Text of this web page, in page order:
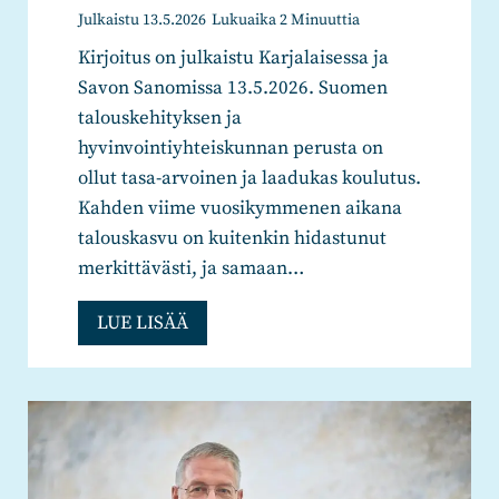
o
u
e
”
a
l
u
e
v
a
l
t
u
u
s
t
r
y
o
m
u
s
n
i
m
e
s
i
k
t
k
Julkaistu 13.5.2026 Lukuaika2Minuuttia
Kirjoitus on julkaistu Karjalaisessa ja
Savon Sanomissa 13.5.2026. Suomen
talouskehityksen ja
hyvinvointiyhteiskunnan perusta on
ollut tasa-arvoinen ja laadukas koulutus.
Kahden viime vuosikymmenen aikana
talouskasvu on kuitenkin hidastunut
merkittävästi, ja samaan…
LUE LISÄÄK
a
i